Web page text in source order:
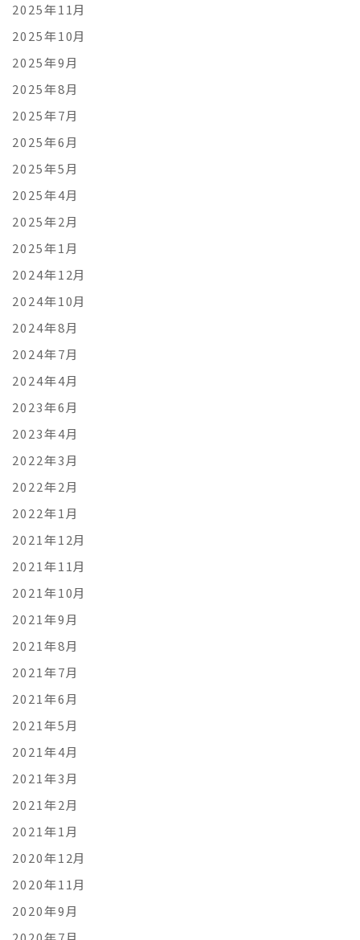
2025年11月
2025年10月
2025年9月
2025年8月
2025年7月
2025年6月
2025年5月
2025年4月
2025年2月
2025年1月
2024年12月
2024年10月
2024年8月
2024年7月
2024年4月
2023年6月
2023年4月
2022年3月
2022年2月
2022年1月
2021年12月
2021年11月
2021年10月
2021年9月
2021年8月
2021年7月
2021年6月
2021年5月
2021年4月
2021年3月
2021年2月
2021年1月
2020年12月
2020年11月
2020年9月